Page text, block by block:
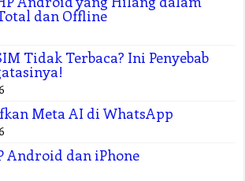
dan Offline
Tidak Terbaca? Ini Penyebab
Meta AI di WhatsApp
Android dan iPhone